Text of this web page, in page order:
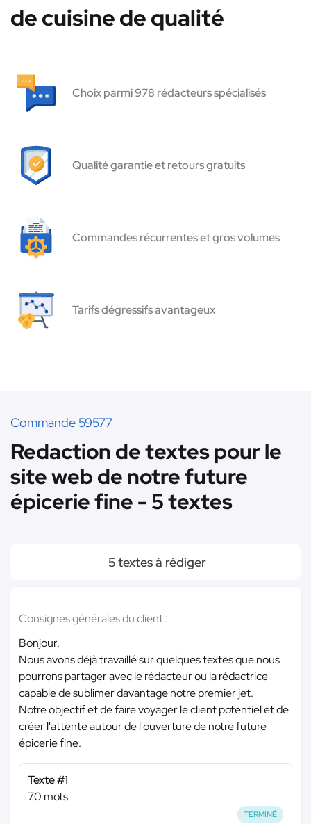
de cuisine de qualité
Choix parmi 978 rédacteurs spécialisés
Qualité garantie et retours gratuits
Commandes récurrentes et gros volumes
Tarifs dégressifs avantageux
Commande 59577
Redaction de textes pour le
site web de notre future
épicerie fine - 5 textes
5 textes à rédiger
Consignes générales du client :
Bonjour,
Nous avons déjà travaillé sur quelques textes que nous
pourrons partager avec le rédacteur ou la rédactrice
capable de sublimer davantage notre premier jet.
Notre objectif et de faire voyager le client potentiel et de
créer l'attente autour de l'ouverture de notre future
épicerie fine.
Texte #1
70 mots
TERMINÉ